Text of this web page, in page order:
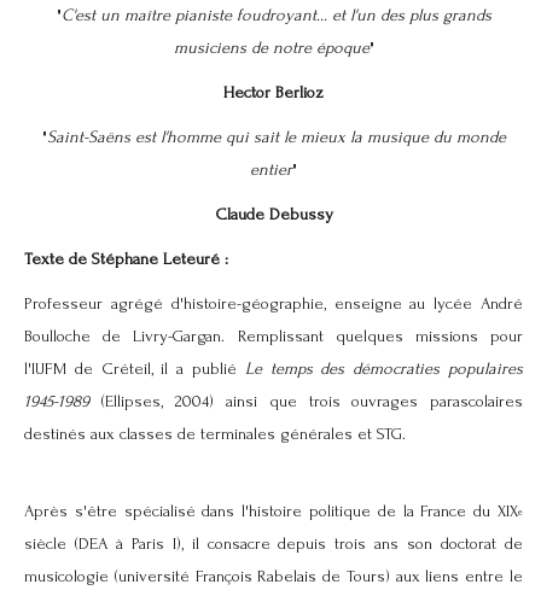
"C'est un maître pianiste foudroyant... et l'un des plus grands
musiciens de notre époque"
Hector Berlioz
"Saint-Saëns est l'homme qui sait le mieux la musique du monde
entier"
Claude Debussy
Texte de Stéphane Leteuré :
Professeur agrégé d'histoire-géographie, enseigne au lycée André
Boulloche de Livry-Gargan. Remplissant quelques missions pour
l'IUFM de Créteil, il a publié Le temps des démocraties populaires
1945-1989(Ellipses, 2004) ainsi que trois ouvrages parascolaires
destinés aux classes de terminales générales et STG.
Après s'être spécialisé dans l'histoire politique de la France du XIXe
siècle (DEA à Paris I), il consacre depuis trois ans son doctorat de
musicologie (université François Rabelais de Tours) aux liens entre le